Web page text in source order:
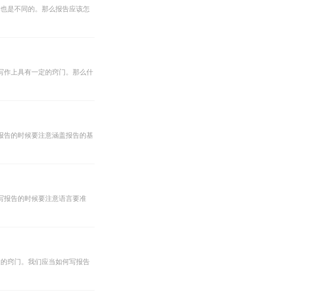
是不同的。那么报告应该怎
作上具有一定的窍门。那么什
告的时候要注意涵盖报告的基
报告的时候要注意语言要准
窍门。我们应当如何写报告